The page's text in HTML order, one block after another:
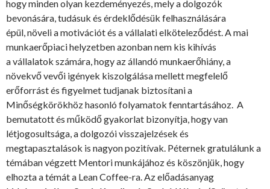
hogy minden olyan kezdeményezés, mely a dolgozók
bevonására, tudásuk és érdeklődésük felhasználására
épül, növeli a motivációt és a vállalati elköteleződést. A mai
munkaerőpiaci helyzetben azonban nem kis kihívás
a vállalatok számára, hogy az állandó munkaerőhiány, a
növekvő vevői igények kiszolgálása mellett megfelelő
erőforrást és figyelmet tudjanak biztosítani a
Minőségkörökhöz hasonló folyamatok fenntartásához. A
bemutatott és működő gyakorlat bizonyítja, hogy van
létjogosultsága, a dolgozói visszajelzések és
megtapasztalások is nagyon pozitívak. Péternek gratulálunk a
témában végzett Mentori munkájához és köszönjük, hogy
elhozta a témát a Lean Coffee-ra. Az előadásanyag